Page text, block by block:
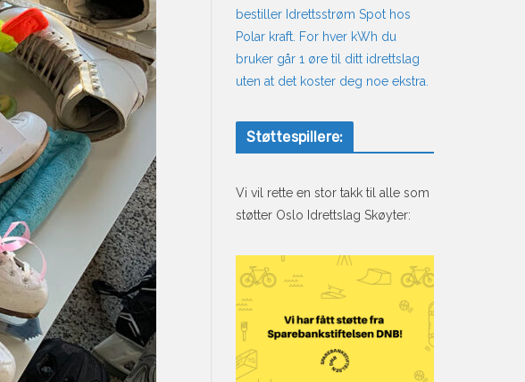
bestiller Idrettsstrøm Spot hos
Polar kraft. For hver kWh du
bruker går 1 øre til ditt idrettslag
uten at det koster deg noe ekstra.
Støttespillere:
Vi vil rette en stor takk til alle som
støtter Oslo Idrettslag Skøyter: